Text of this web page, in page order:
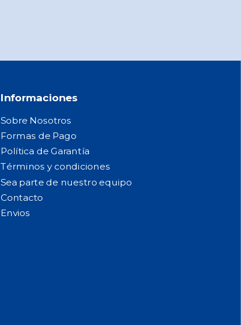
Informaciones
Sobre Nosotros
Formas de Pago
Política de Garantía
Términos y condiciones
Sea parte de nuestro equipo
Contacto
Envios